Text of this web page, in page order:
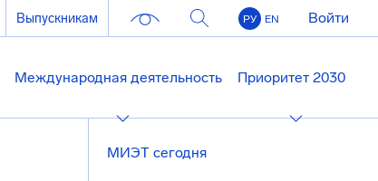
Выпускникам РУ EN Войти
Международная деятельность Приоритет 2030
МИЭТ сегодня